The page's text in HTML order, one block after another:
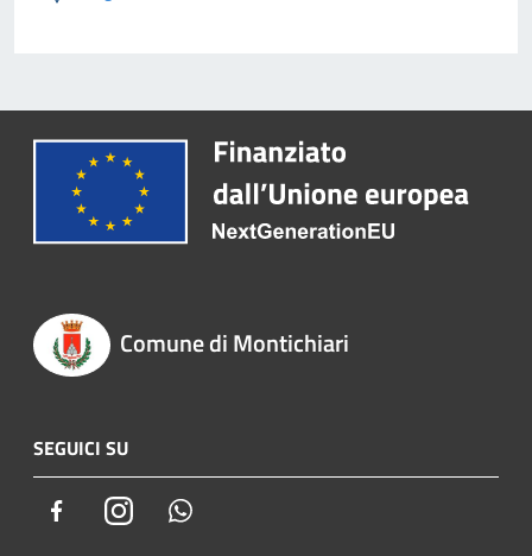
Comune di Montichiari
SEGUICI SU
FacebookInstagram